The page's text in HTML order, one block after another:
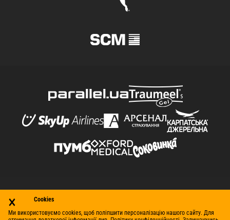
© Футбольний клуб «Шахтар» (Донецьк), 1998–2026. Усі
×
Cookies
Ми використовуємо cookies, щоб поліпшити персоналізацію нашого сайту. Для